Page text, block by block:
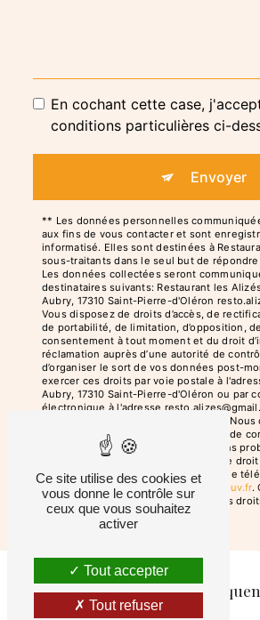
En cochant cette case,
conditions particulières ci-
Envoyer
** Les données personnelles
aux fins de vous contacter et sont
informatisé. Elles sont destinées à
sous-traitants dans le seul but de
Les données collectées seront
destinataires suivants: Restaurant les
Aubry, 17310 Saint-Pierre-d'Oléron
Vous disposez de droits d’accès, de
de portabilité, de limitation, d’opposition,
consentement à tout moment et du droit
réclamation auprès d’une autorité de
d’organiser le sort de vos données post-
exercer ces droits par voie postale à
Aubry, 17310 Saint-Pierre-d'Oléron ou par
électronique à l'adresse
d'identité pourra vous être demandé.
données pendant la période de prise de
la durée de prescription légale aux fins
gestion des contentieux. Vous avez le
sur la liste d'opposition au démarchage
disponible à cette adresse:
Bloctel.gouv.fr.
cnil.fr pour plus d’informations sur vos
Recherches
Ce site utilise des cookies et
vous donne le contrôle sur
ceux que vous souhaitez
activer
Tout accepter
Tout refuser